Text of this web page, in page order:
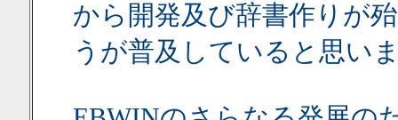
から開発及び辞書作りが
うが普及していると思い